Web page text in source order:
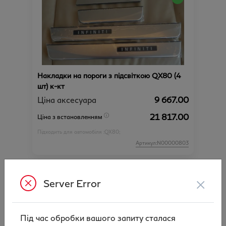
Накладки на пороги з підсвіткою QX80 (4
шт) к-кт
Ціна аксесуара 9 667.00
Ціна з встановленням 21 817.00
Підходить для автомобіля : QX80;
Артикул:N00000803
Server Error ×
Під час обробки вашого запиту сталася